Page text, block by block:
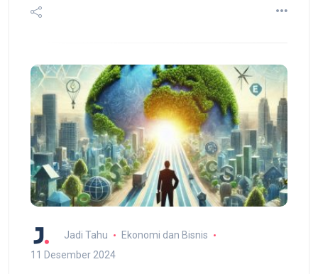
Jadi Tahu
Ekonomi dan Bisnis
11 Desember 2024